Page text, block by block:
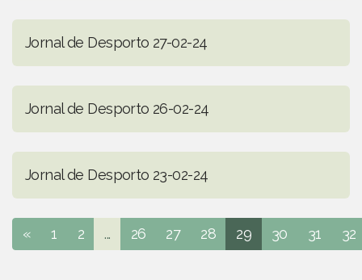
Jornal de Desporto 27-02-24
Jornal de Desporto 26-02-24
Jornal de Desporto 23-02-24
« 1 2 ... 26 27 28 29 30 31 32